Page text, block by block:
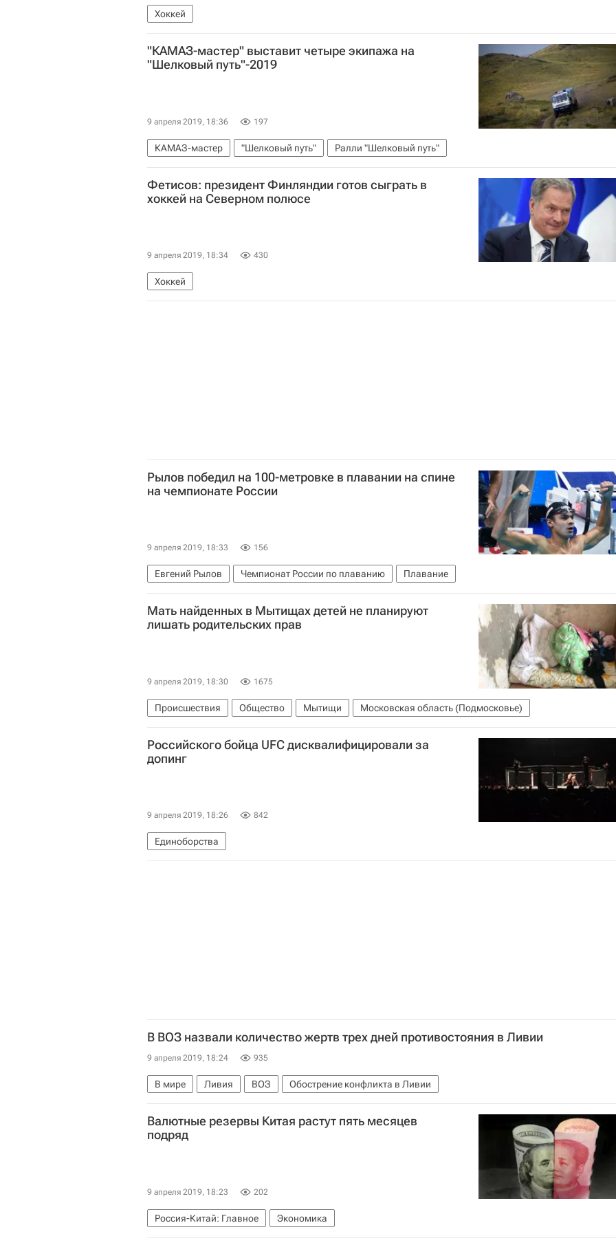
Хоккей
"КАМАЗ-мастер" выставит четыре экипажа на
"Шелковый путь"-2019
9 апреля 2019, 18:36 197
КАМАЗ-мастер "Шелковый путь" Ралли "Шелковый путь"
Фетисов: президент Финляндии готов сыграть в
хоккей на Северном полюсе
9 апреля 2019, 18:34 430
Хоккей
Рылов победил на 100-метровке в плавании на спине
на чемпионате России
9 апреля 2019, 18:33 156
Евгений Рылов Чемпионат России по плаванию Плавание
Мать найденных в Мытищах детей не планируют
лишать родительских прав
9 апреля 2019, 18:30 1675
Происшествия Общество Мытищи Московская область (Подмосковье)
Российского бойца UFC дисквалифицировали за
допинг
9 апреля 2019, 18:26 842
Единоборства
В ВОЗ назвали количество жертв трех дней противостояния в Ливии
9 апреля 2019, 18:24 935
В мире Ливия ВОЗ Обострение конфликта в Ливии
Валютные резервы Китая растут пять месяцев
подряд
9 апреля 2019, 18:23 202
Россия-Китай: Главное Экономика